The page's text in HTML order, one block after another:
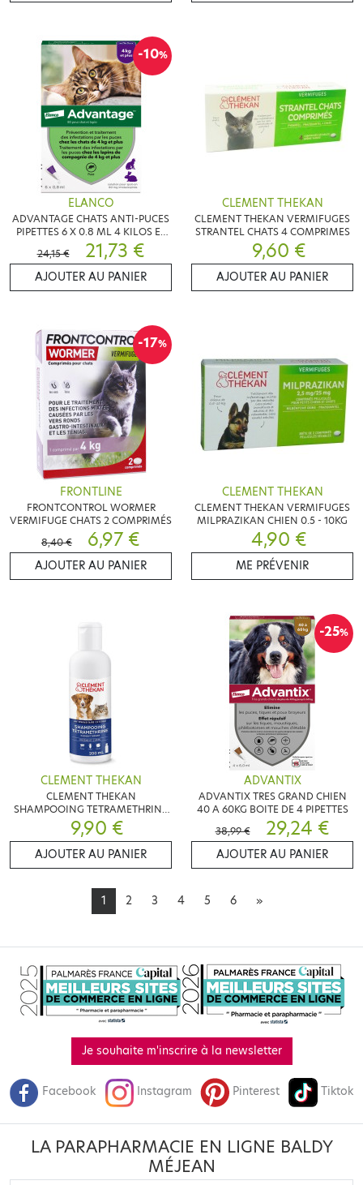
-10%
ELANCO
ADVANTAGE CHATS ANTI-PUCES
PIPETTES 6 X 0.8 ML 4 KILOS ET
PLUS
24,15 € 21,73 €
AJOUTER AU PANIER
CLEMENT THEKAN
CLEMENT THEKAN VERMIFUGES
STRANTEL CHATS 4 COMPRIMES
9,60 €
AJOUTER AU PANIER
-17%
FRONTLINE
FRONTCONTROL WORMER
VERMIFUGE CHATS 2 COMPRIMÉS
8,40 €
6,97 €
AJOUTER AU PANIER
CLEMENT THEKAN
CLEMENT THEKAN VERMIFUGES
MILPRAZIKAN CHIEN 0.5 - 10KG
4,90 €
ME PRÉVENIR
CLEMENT THEKAN
CLEMENT THEKAN
SHAMPOOING TETRAMETHRINE
200ML
9,90 €
AJOUTER AU PANIER
-25%
ADVANTIX
ADVANTIX TRES GRAND CHIEN
40 A 60KG BOITE DE 4 PIPETTES
38,99 €
29,24 €
AJOUTER AU PANIER
1 2 3 4 5 6 »
Je souhaite m'inscrire à la newsletter
Facebook Instagram Pinterest Tiktok
LA PARAPHARMACIE EN LIGNE BALDY
MÉJEAN